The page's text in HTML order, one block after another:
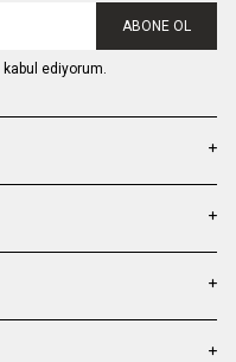
ABONE OL
ediyorum.